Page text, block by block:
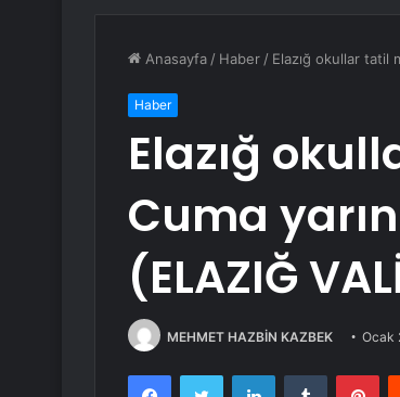
Anasayfa / Haber / Elazığ okullar tatil
Haber
Elazığ
Cuma
(ELAZIĞ
MEHMET HAZBİN KAZBEK Ocak
FacebookTwitter LinkedInTumblr